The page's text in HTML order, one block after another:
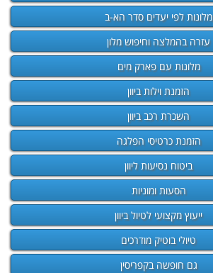
מלונות לפי יעדים סדר הא-ב
עזרה בהמלצה וחיפוש מלון
מלונות עם פארק מים
הזמנת וילות ביוון
השכרת רכב ביוון
הזמנת כרטיסי הפלגה
ביטוח נסיעות ליוון
הסעות ומוניות
ייעוץ מקצועי לטיול ביוון
טיולי בוטיק מודרכים
גם חופשה בקפריסין